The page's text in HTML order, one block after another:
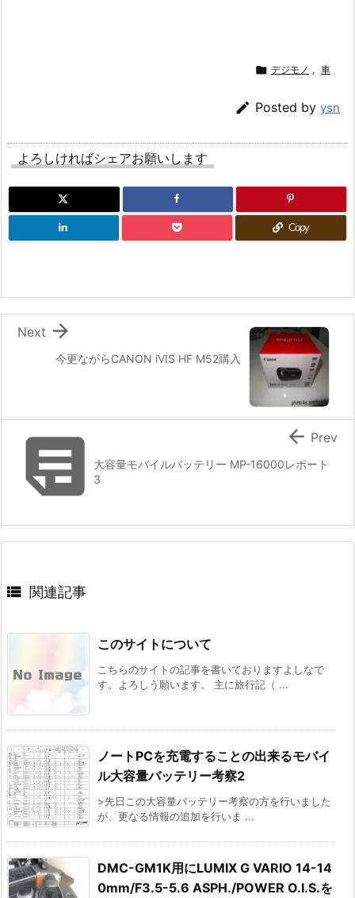
 デジモノ , 車
 Posted by ysn
よろしければシェアお願いします
Copy
今更ながらCANON iVIS HF M52購入

Next
大容量モバイルバッテリー MP-16000レポート
3
 Prev
 関連記事
このサイトについて
こちらのサイトの記事を書いておりますよしなで
す。よろしう願います。 主に旅行記（ ...
ノートPCを充電することの出来るモバイ
ル大容量バッテリー考察2
>先日この大容量バッテリー考察の方を行いました
が、更なる情報の追加を行いま ...
DMC-GM1K用にLUMIX G VARIO 14-14
0mm/F3.5-5.6 ASPH./POWER O.I.S.を